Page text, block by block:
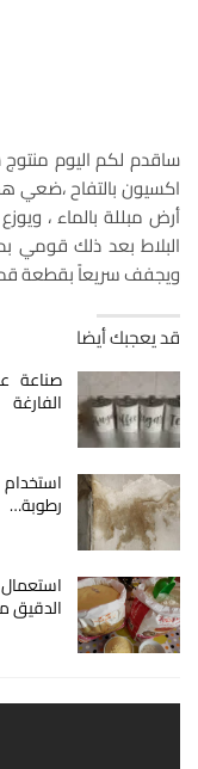
ساقدم لكم اليوم
اكسيون بالتفاح ،ضعي
أرض مبللة بالماء ،
البلاط بعد ذلك قومي
ويجفف سريعاً بقطعة
قد يعجبك أيضا
صناعة
الفارغة
رطوبة…
الدقيق